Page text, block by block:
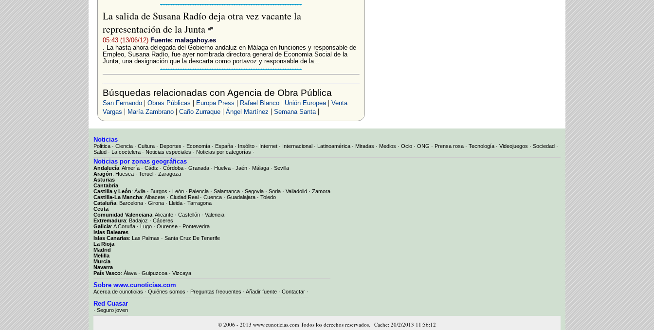
La salida de Susana Radío deja otra vez vacante la
representación de la Junta
05:43 (13/06/12) Fuente: malagahoy.es
. La hasta ahora delegada del Gobierno andaluz en Málaga en funciones y responsable de
Empleo, Susana Radío, fue ayer nombrada directora general de Economía Social de la
Junta, una designación que la descarta como portavoz y responsable de la...
Búsquedas relacionadas con Agencia de Obra Pública
San Fernando| Obras Públicas | Europa Press | Rafael Blanco| Unión Europea| Venta
Vargas | María Zambrano| Caño Zurraque| Ángel Martínez | Semana Santa|
Noticias
Política · Ciencia · Cultura · Deportes · Economía · España · Insólito · Internet · Internacional · Latinoamérica · Miradas · Medios · Ocio · ONG · Prensa rosa · Tecnología · Videojuegos · Sociedad ·
Salud · La coctelera · Noticias especiales · Noticias por categorías ·
Noticias por zonas geográficas
Andalucía: Almería · Cádiz · Córdoba · Granada · Huelva · Jaén · Málaga · Sevilla
Aragón: Huesca · Teruel · Zaragoza
Asturias
Cantabria
Castilla y León: Ávila · Burgos · León · Palencia · Salamanca · Segovia · Soria · Valladolid · Zamora
Castilla-La Mancha: Albacete · Ciudad Real · Cuenca · Guadalajara · Toledo
Cataluña: Barcelona · Girona · Lleida · Tarragona
Ceuta
Comunidad Valenciana: Alicante · Castellón · Valencia
Extremadura: Badajoz · Cáceres
Galicia: A Coruña · Lugo · Ourense · Pontevedra
Islas Baleares
Islas Canarias: Las Palmas · Santa Cruz De Tenerife
La Rioja
Madrid
Melilla
Murcia
Navarra
País Vasco: Álava · Guipuzcoa · Vizcaya
Sobre www.cunoticias.com
Acerca de cunoticias · Quiénes somos · Preguntas frecuentes · Añadir fuente · Contactar ·
Red Cuasar
· Seguro joven
© 2006 - 2013 www.cunoticias.com Todos los derechos reservados. Cache: 20/2/2013 11:56:12